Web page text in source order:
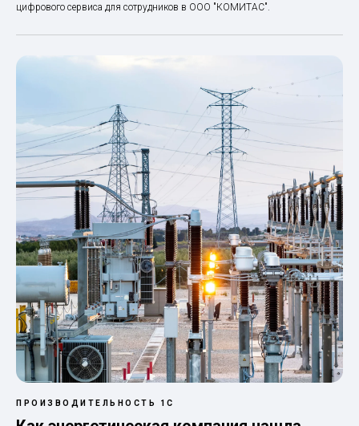
цифрового сервиса для сотрудников в ООО "КОМИТАС".
ПРОИЗВОДИТЕЛЬНОСТЬ 1С